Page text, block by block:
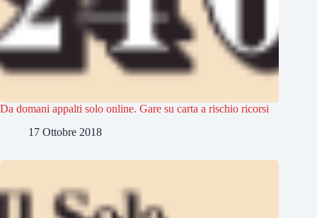
Da domani appalti solo online. Gare su carta a rischio ricorsi
17 Ottobre 2018